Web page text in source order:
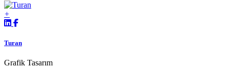
Turan
Grafik Tasarım